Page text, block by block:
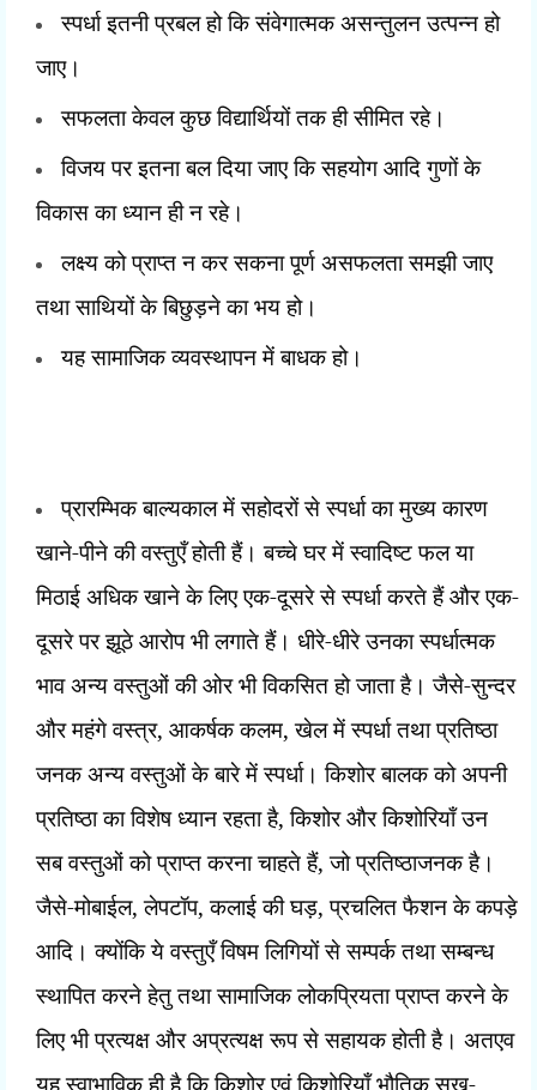
स्पर्धा इतनी प्रबल हो कि संवेगात्मक असन्तुलन उत्पन्न हो
जाए।
सफलता केवल कुछ विद्यार्थियों तक ही सीमित रहे।
विजय पर इतना बल दिया जाए कि सहयोग आदि गुणों के
विकास का ध्यान ही न रहे।
लक्ष्य को प्राप्त न कर सकना पूर्ण असफलता समझी जाए
तथा साथियों के बिछुड़ने का भय हो।
यह सामाजिक व्यवस्थापन में बाधक हो।
प्रारम्भिक बाल्यकाल में सहोदरों से स्पर्धा का मुख्य कारण
खाने-पीने की वस्तुएँ होती हैं। बच्चे घर में स्वादिष्ट फल या
मिठाई अधिक खाने के लिए एक-दूसरे से स्पर्धा करते हैं और एक-
दूसरे पर झूठे आरोप भी लगाते हैं। धीरे-धीरे उनका स्पर्धात्मक
भाव अन्य वस्तुओं की ओर भी विकसित हो जाता है। जैसे-सुन्दर
और महंगे वस्त्र, आकर्षक कलम,खेल में स्पर्धा तथा प्रतिष्ठा
जनक अन्य वस्तुओं के बारे में स्पर्धा। किशोर बालक को अपनी
प्रतिष्ठा का विशेष ध्यान रहता है,किशोर और किशोरियाँ उन
सब वस्तुओं को प्राप्त करना चाहते हैं,जो प्रतिष्ठाजनक है।
जैसे-मोबाईल,लेपटॉप,कलाई की घड़,प्रचलित फैशन के कपड़े
आदि। क्योंकि ये वस्तुएँ विषम लिगियों से सम्पर्क तथा सम्बन्ध
स्थापित करने हेतु तथा सामाजिक लोकप्रियता प्राप्त करने के
लिए भी प्रत्यक्ष और अप्रत्यक्ष रूप से सहायक होती है। अतएव
यह स्वाभाविक ही है कि किशोर एवं किशोरियाँ भौतिक सुख-